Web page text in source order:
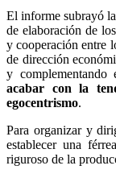
El informe subrayó
de elaboración de
y cooperación entre
de dirección
y complementando
acabar con la
egocentrismo.
Para organizar y
establecer una
riguroso de la